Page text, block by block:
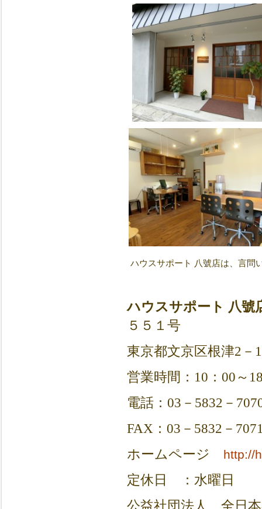
ハウスサポート 八號店は、言問
ハウスサポート 八號
５５１号
東京都文京区根津2
営業時間：10：00～
電話：03－5832－
FAX：03－5832－
ホームページ
http://
定休日 ：水曜日
公益社団法人 全日